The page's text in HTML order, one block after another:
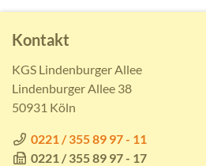
Kontakt
KGS Lindenburger Allee
Lindenburger Allee 38
50931 Köln
0221 / 355 89 97 - 11
0221 / 355 89 97 - 17